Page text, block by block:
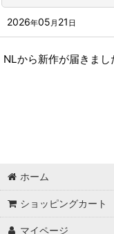
2026年05 月 21 日
NLから新作が届きまし
ホーム
ショッピングカート
マイページ